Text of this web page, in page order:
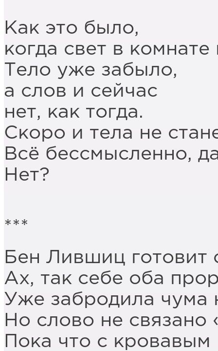
Как это было,
когда свет в комнате
Тело уже забыло,
а слов и сейчас
нет, как тогда.
Скоро и тела не
Всё бессмысленно,
Нет?
***
Бен Лившиц готовит
Ах, так себе оба
Уже забродила чума
Но слово не связано
Пока что с